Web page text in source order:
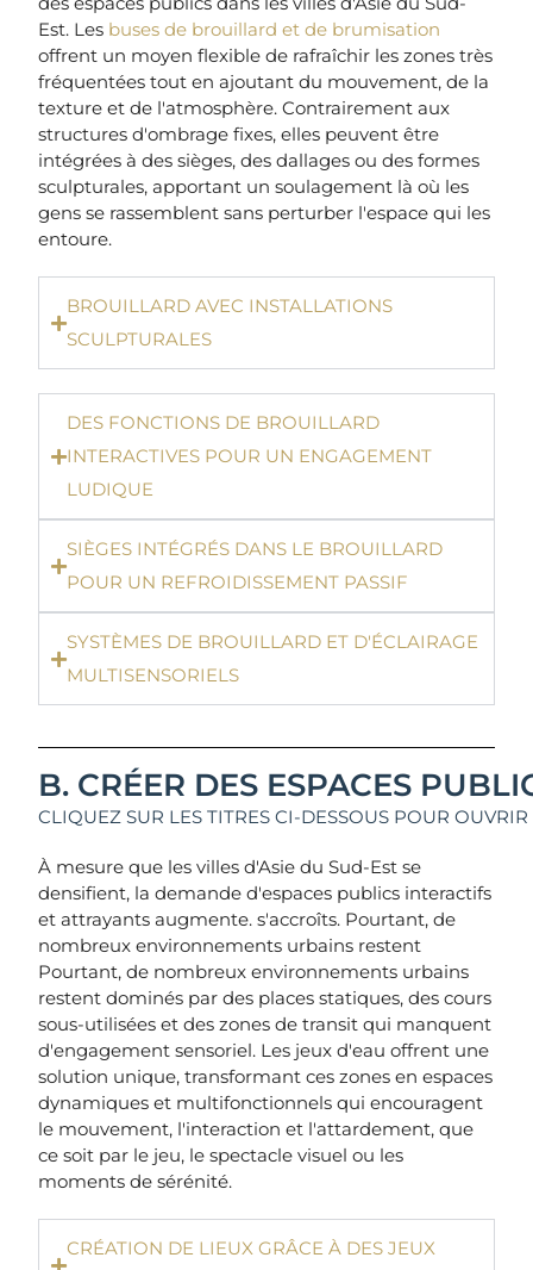
Est. Les buses de brouillard et de brumisation
offrent un moyen flexible de rafraîchir les zones très
fréquentées tout en ajoutant du mouvement, de la
texture et de l'atmosphère. Contrairement aux
structures d'ombrage fixes, elles peuvent être
intégrées à des sièges, des dallages ou des formes
sculpturales, apportant un soulagement là où les
gens se rassemblent sans perturber l'espace qui les
entoure.
BROUILLARD AVEC INSTALLATIONS
SCULPTURALES
DES FONCTIONS DE BROUILLARD
INTERACTIVES POUR UN ENGAGEMENT
LUDIQUE
SIÈGES INTÉGRÉS DANS LE BROUILLARD
POUR UN REFROIDISSEMENT PASSIF
SYSTÈMES DE BROUILLARD ET D'ÉCLAIRAGE
MULTISENSORIELS
B. CRÉER DES ESPACES
CLIQUEZ SUR LES TITRES CI-DESSOUS POUR OUVRIR
À mesure que les villes d'Asie du Sud-Est se
densifient, la demande d'espaces publics interactifs
et attrayants augmente.s'accroîts. Pourtant, de
nombreux environnements urbains restent
Pourtant, de nombreux environnements urbains
restent dominés par des places statiques, des cours
sous-utilisées et des zones de transit qui manquent
d'engagement sensoriel. Les jeux d'eau offrent une
solution unique, transformant ces zones en espaces
dynamiques et multifonctionnels qui encouragent
le mouvement, l'interaction et l'attardement, que
ce soit par le jeu, le spectacle visuel ou les
moments de sérénité.
CRÉATION DE LIEUX GRÂCE À DES JEUX